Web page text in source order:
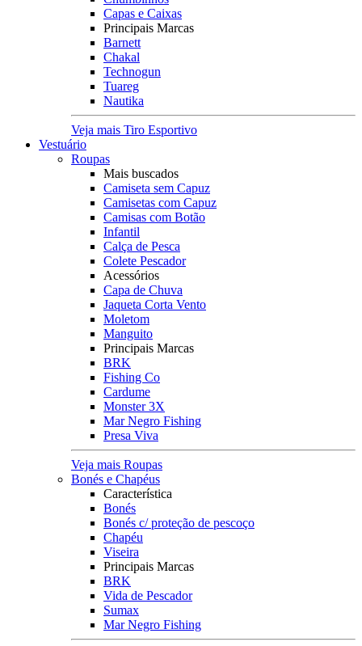
Capas e Caixas
Principais Marcas
Barnett
Chakal
Technogun
Tuareg
Nautika
Veja mais Tiro Esportivo
Vestuário
Roupas
Mais buscados
Camiseta sem Capuz
Camisetas com Capuz
Camisas com Botão
Infantil
Calça de Pesca
Colete Pescador
Acessórios
Capa de Chuva
Jaqueta Corta Vento
Moletom
Manguito
Principais Marcas
BRK
Fishing Co
Cardume
Monster 3X
Mar Negro Fishing
Presa Viva
Veja mais Roupas
Bonés e Chapéus
Característica
Bonés
Bonés c/ proteção de pescoço
Chapéu
Viseira
Principais Marcas
BRK
Vida de Pescador
Sumax
Mar Negro Fishing